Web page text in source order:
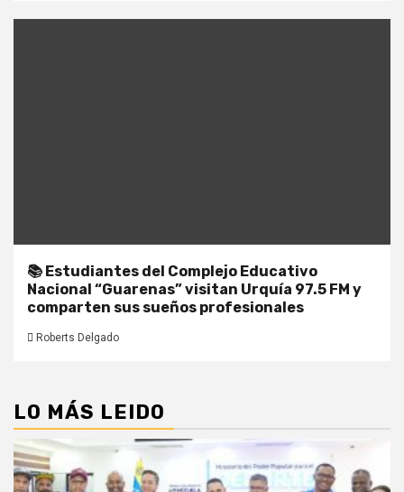
📚 Estudiantes del Complejo Educativo
Nacional “Guarenas” visitan Urquía 97.5 FM y
comparten sus sueños profesionales
Roberts Delgado
LO MÁS LEIDO